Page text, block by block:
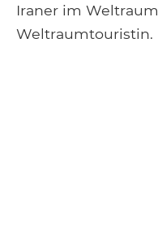
Iraner im
Weltraumtouristin.